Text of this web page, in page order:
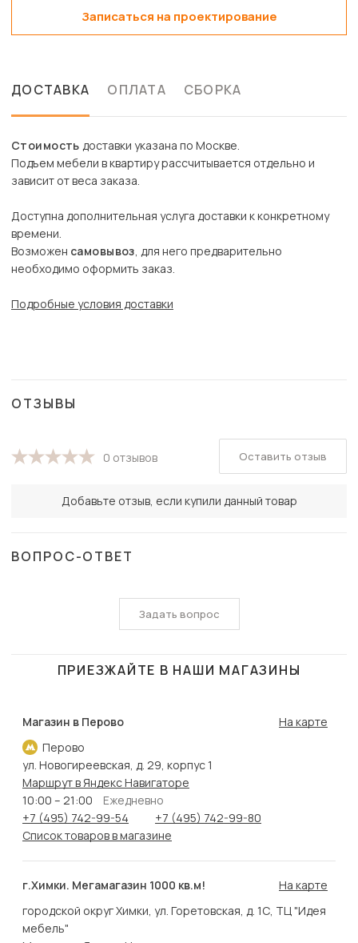
Записаться на проектирование
ДОСТАВКА ОПЛАТА СБОРКА
Стоимость доставки указана по Москве.
Подъем мебели в квартиру рассчитывается отдельно и
зависит от веса заказа.
Доступна дополнительная услуга доставки к конкретному
времени.
Возможен самовывоз, для него предварительно
необходимо оформить заказ.
Подробные условия доставки
ОТЗЫВЫ
0 отзывов
Добавьте отзыв, если купили данный товар
Оставить отзыв
ВОПРОС-ОТВЕТ
Задать вопрос
ПРИЕЗЖАЙТЕ В НАШИ МАГАЗИНЫ
Магазин в Перово
Перово
На карте
ул. Новогиреевская, д. 29, корпус 1
Маршрут в Яндекс Навигаторе
10:00 – 21:00
Ежедневно
+7 (495) 742-99-54
+7 (495) 742-99-80
Список товаров в магазине
г.Химки. Мегамагазин 1000 кв.м!
На карте
городской округ Химки, ул. Горетовская, д. 1С, ТЦ "Идея
мебель"